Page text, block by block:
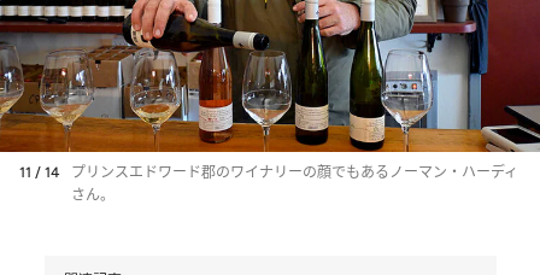
11 / 14
プリンスエドワード郡のワイナリーの顔でもあるノーマン・ハーディ
さん。